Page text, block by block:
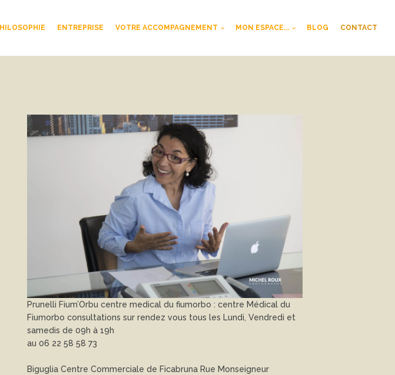
ENTREPRISE VOTRE ACCOMPAGNEMENT MON ESPACE... BLOG CONTACT
Prunelli Fium’Orbu centre medical du fiumorbo : centre Médical du
Fiumorbo consultations sur rendez vous tous les Lundi, Vendredi et
samedis de 09h à 19h
au 06 22 58 58 73
Biguglia Centre Commerciale de Ficabruna Rue Monseigneur